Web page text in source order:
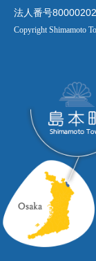
法人番号
Copyright Shimamoto